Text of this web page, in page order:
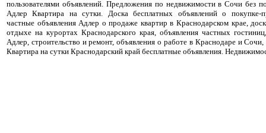
пользователями объявлений. Предложения по недвижимости в Сочи без
Адлер Квартира на сутки. Доска бесплатных объявлений о покупке-
частные объявления Адлер о продаже квартир в Краснодарском крае,
отдыхе на курортах Краснодарского края, объявления частных
Адлер, строительство и ремонт, объявления о работе в Краснодаре и
Квартира на сутки Краснодарский край бесплатные объявления.